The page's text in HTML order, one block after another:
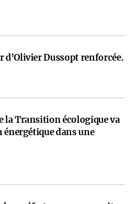
d'Olivier Dussopt renforcée.
la Transition écologique va
dans une